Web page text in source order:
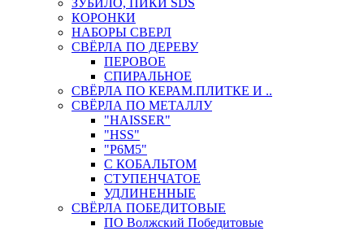
ЗУБИЛО, ПИКИ SDS
КОРОНКИ
НАБОРЫ СВЕРЛ
СВЁРЛА ПО ДЕРЕВУ
ПЕРОВОЕ
СПИРАЛЬНОЕ
СВЁРЛА ПО КЕРАМ.ПЛИТКЕ И ..
СВЁРЛА ПО МЕТАЛЛУ
"HAISSER"
"HSS"
"Р6М5"
С КОБАЛЬТОМ
СТУПЕНЧАТОЕ
УДЛИНЕННЫЕ
СВЁРЛА ПОБЕДИТОВЫЕ
ПО Волжский Победитовые